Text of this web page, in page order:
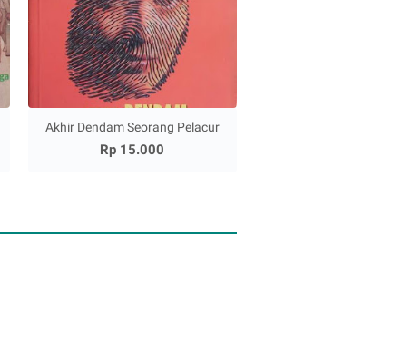
Akhir Dendam Seorang Pelacur
Rp 15.000